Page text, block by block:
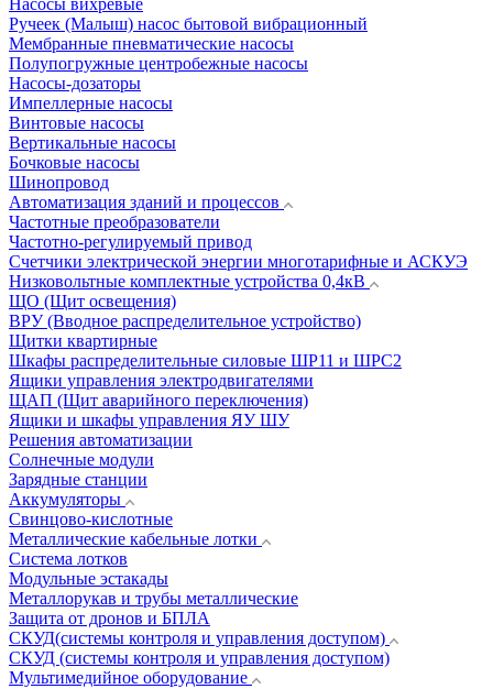
Насосы вихревые
Ручеек (Малыш) насос бытовой вибрационный
Мембранные пневматические насосы
Полупогружные центробежные насосы
Насосы-дозаторы
Импеллерные насосы
Винтовые насосы
Вертикальные насосы
Бочковые насосы
Шинопровод
Автоматизация зданий и процессов
Частотные преобразователи
Частотно-регулируемый привод
Счетчики электрической энергии многотарифные и АСКУЭ
Низковольтные комплектные устройства 0,4кВ
ЩО (Щит освещения)
ВРУ (Вводное распределительное устройство)
Щитки квартирные
Шкафы распределительные силовые ШР11 и ШРС2
Ящики управления электродвигателями
ЩАП (Щит аварийного переключения)
Ящики и шкафы управления ЯУ ШУ
Решения автоматизации
Солнечные модули
Зарядные станции
Аккумуляторы
Свинцово-кислотные
Металлические кабельные лотки
Система лотков
Модульные эстакады
Металлорукав и трубы металлические
Защита от дронов и БПЛА
СКУД(системы контроля и управления доступом)
СКУД (системы контроля и управления доступом)
Мультимедийное оборудование